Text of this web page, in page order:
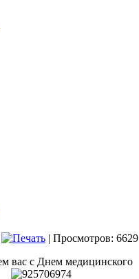
| Просмотров: 6629
вас с Днем медицинского